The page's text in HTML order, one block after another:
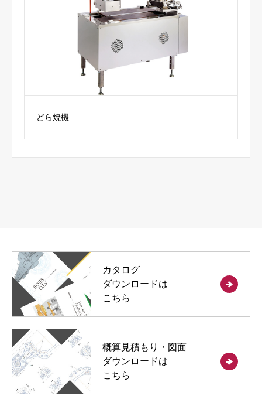
どら焼機
カタログ
ダウンロードは
こちら
概算見積もり・図面
ダウンロードは
こちら